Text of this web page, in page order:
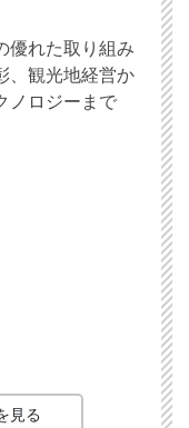
優れた取り組み
、観光地経営か
ノロジーまで
見る